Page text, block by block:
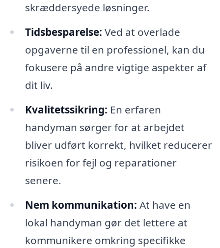
skræddersyede løsninger.
Tidsbesparelse: Ved at overlade
opgaverne til en professionel, kan du
fokusere på andre vigtige aspekter af
dit liv.
Kvalitetssikring: En erfaren
handyman sørger for at arbejdet
bliver udført korrekt, hvilket reducerer
risikoen for fejl og reparationer
senere.
Nem kommunikation: At have en
lokal handyman gør det lettere at
kommunikere omkring specifikke